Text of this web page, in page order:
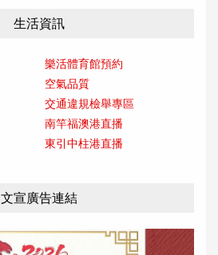
生活資訊
樂活體育館預約
空氣品質
交通違規檢舉專區
南竿福澳港直播
東引中柱港直播
文宣廣告連結